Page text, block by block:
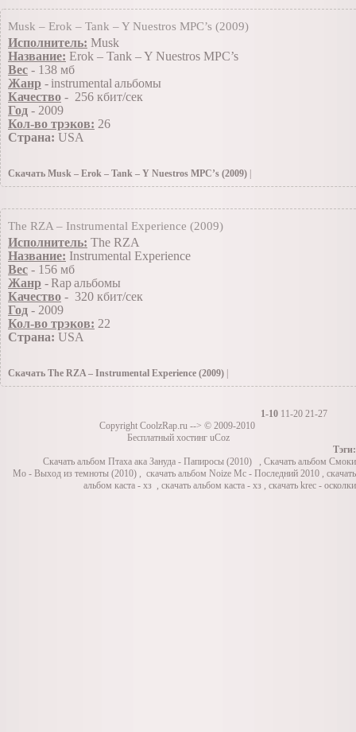
Musk – Erok – Tank – Y Nuestros MPC’s (2009)
Исполнитель: Musk
Название: Erok – Tank – Y Nuestros MPC’s
Вес - 138 мб
Жанp - instrumental альбомы
Качество - 256 кбит/сек
Год - 2009
Кол-во трэков: 26
Страна: USA
Скачать Musk – Erok – Tank – Y Nuestros MPC’s (2009)
» Инструменталы(Заоубежные)|Просмотров: 272 | Добавил: TiRaN
13.12.2009
The RZA – Instrumental Experience (2009)
Исполнитель: The RZA
Название: Instrumental Experience
Вес - 156 мб
Жанp -Rapальбомы
Качество - 320 кбит/сек
Год - 2009
Кол-во трэков: 22
Страна: USA
Скачать The RZA – Instrumental Experience (2009)
» Инструменталы(Заоубежные)|Просмотров: 310 | Добавил: TiRaN
13.12.2009
1-10 11-20 21-27
Copyright CoolzRap.ru --> © 2009-2010
Бесплатный хостинг uCoz
Тэги:
Скачать альбом Птаха ака Зануда - Папиросы (2010) , Скачать альбом Смоки
Мо - Выход из темноты (2010) , скачать альбом Noize Mc - Последний 2010 , скачать
альбом каста - хз , скачать альбом каста - хз , скачать krec - осколки